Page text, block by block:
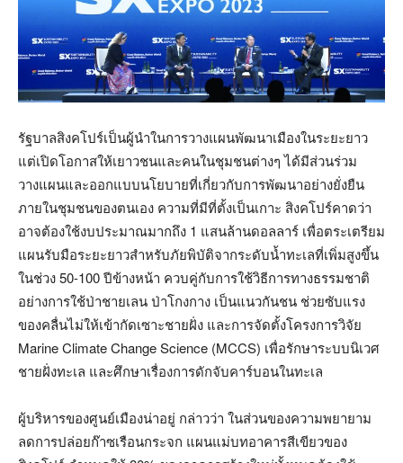
รัฐบาลสิงคโปร์เป็นผู้นำในการวางแผนพัฒนาเมืองในระยะยาว
แต่เปิดโอกาสให้เยาวชนและคนในชุมชนต่างๆ ได้มีส่วนร่วม
วางแผนและออกแบบนโยบายที่เกี่ยวกับการพัฒนาอย่างยั่งยืน
ภายในชุมชนของตนเอง ความที่มีที่ตั้งเป็นเกาะ สิงคโปร์คาดว่า
อาจต้องใช้งบประมาณมากถึง 1 แสนล้านดอลลาร์ เพื่อตระเตรียม
แผนรับมือระยะยาวสำหรับภัยพิบัติจากระดับน้ำทะเลที่เพิ่มสูงขึ้น
ในช่วง 50-100 ปีข้างหน้า ควบคู่กับการใช้วิธีการทางธรรมชาติ
อย่างการใช้ป่าชายเลน ป่าโกงกาง เป็นแนวกันชน ช่วยซับแรง
ของคลื่นไม่ให้เข้ากัดเซาะชายฝั่ง และการจัดตั้งโครงการวิจัย
Marine Climate Change Science (MCCS) เพื่อรักษาระบบนิเวศ
ชายฝั่งทะเล และศึกษาเรื่องการดักจับคาร์บอนในทะเล
ผู้บริหารของศูนย์เมืองน่าอยู่ กล่าวว่า ในส่วนของความพยายาม
ลดการปล่อยก๊าซเรือนกระจก แผนแม่บทอาคารสีเขียวของ